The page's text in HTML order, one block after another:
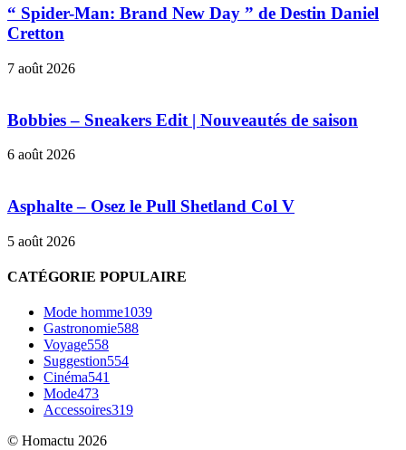
“ Spider-Man: Brand New Day ” de Destin Daniel
Cretton
7 août 2026
Bobbies – Sneakers Edit | Nouveautés de saison
6 août 2026
Asphalte – Osez le Pull Shetland Col V
5 août 2026
CATÉGORIE POPULAIRE
Mode homme1039
Gastronomie588
Voyage558
Suggestion554
Cinéma541
Mode473
Accessoires319
© Homactu 2026